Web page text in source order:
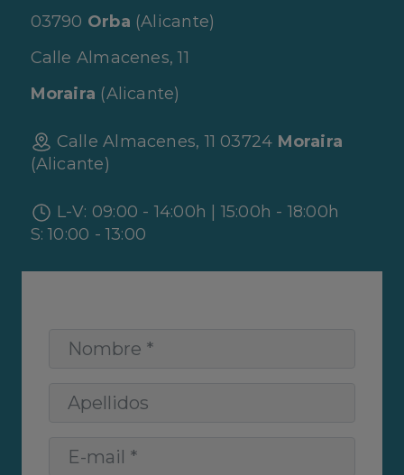
03790 Orba (Alicante)
Calle Almacenes, 11
Moraira (Alicante)
Calle Almacenes, 11 03724 Moraira
(Alicante)
L-V: 09:00 - 14:00h | 15:00h - 18:00h
S: 10:00 - 13:00